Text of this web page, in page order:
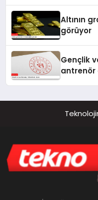
Altının
görüyor
Gençlik